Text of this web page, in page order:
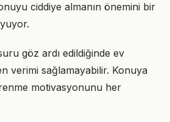
ciddiye almanın önemini bir
göz ardı edildiğinde ev
verimi sağlamayabilir. Konuya
motivasyonunu her